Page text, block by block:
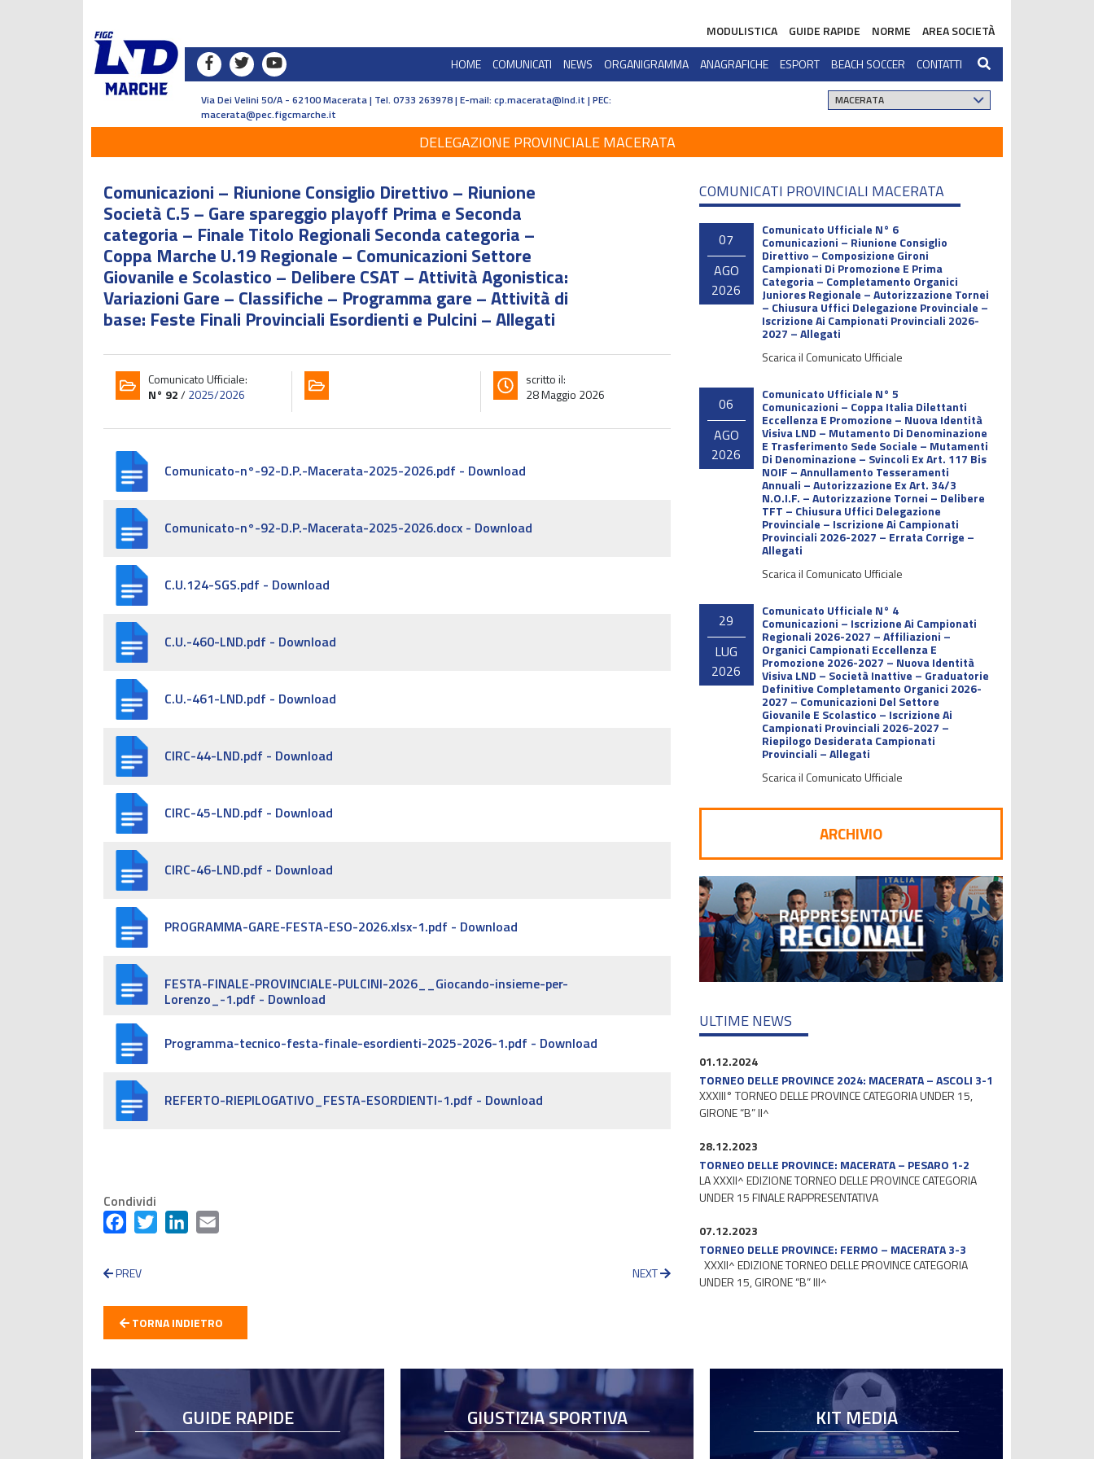
MODULISTICA GUIDE RAPIDE NORME
AREA SOCIETÀ
HOME
COMUNICATI NEWS ORGANIGRAMMA ANAGRAFICHE ESPORT BEACH SOCCER CONTATTI
Via Dei Velini 50/A - 62100 Macerata | Tel. 0733 263978 | E-mail: cp.macerata@lnd.it | PEC:
macerata@pec.figcmarche.it
DELEGAZIONE PROVINCIALE MACERATA
Comunicazioni – Riunione Consiglio Direttivo – Riunione
Società C.5 – Gare spareggio playoff Prima e Seconda
categoria – Finale Titolo Regionali Seconda categoria –
Coppa Marche U.19 Regionale – Comunicazioni Settore
Giovanile e Scolastico – Delibere CSAT – Attività Agonistica:
Variazioni Gare – Classifiche – Programma gare – Attività di
base: Feste Finali Provinciali Esordienti e Pulcini – Allegati
Comunicato Ufficiale:
N° 92/2025/2026
scritto il:
28 Maggio 2026
Comunicato-n°-92-D.P.-Macerata-2025-2026.pdf - Download
Comunicato-n°-92-D.P.-Macerata-2025-2026.docx - Download
C.U.124-SGS.pdf - Download
C.U.-460-LND.pdf - Download
C.U.-461-LND.pdf - Download
CIRC-44-LND.pdf - Download
CIRC-45-LND.pdf - Download
CIRC-46-LND.pdf - Download
PROGRAMMA-GARE-FESTA-ESO-2026.xlsx-1.pdf - Download
FESTA-FINALE-PROVINCIALE-PULCINI-2026__Giocando-insieme-per-
Lorenzo_-1.pdf - Download
Programma-tecnico-festa-finale-esordienti-2025-2026-1.pdf - Download
REFERTO-RIEPILOGATIVO_FESTA-ESORDIENTI-1.pdf - Download
Condividi
FacebookTwitter LinkedIn
PREV NEXT
TORNA INDIETRO
COMUNICATI PROVINCIALI MACERATA
07
AGO
2026
Comunicato Ufficiale N° 6
Comunicazioni – Riunione Consiglio
Direttivo – Composizione Gironi
Campionati Di Promozione E Prima
Categoria – Completamento Organici
Juniores Regionale – Autorizzazione Tornei
– Chiusura Uffici Delegazione Provinciale –
Iscrizione Ai Campionati Provinciali 2026-
2027 – Allegati
Scarica il Comunicato Ufficiale
06
AGO
2026
Comunicato Ufficiale N° 5
Comunicazioni – Coppa Italia Dilettanti
Eccellenza E Promozione – Nuova Identità
Visiva LND – Mutamento Di Denominazione
E Trasferimento Sede Sociale – Mutamenti
Di Denominazione – Svincoli Ex Art. 117 Bis
NOIF – Annullamento Tesseramenti
Annuali – Autorizzazione Ex Art. 34/3
N.O.I.F. – Autorizzazione Tornei – Delibere
TFT – Chiusura Uffici Delegazione
Provinciale – Iscrizione Ai Campionati
Provinciali 2026-2027 – Errata Corrige –
Allegati
Scarica il Comunicato Ufficiale
29
LUG
2026
Comunicato Ufficiale N° 4
Comunicazioni – Iscrizione Ai Campionati
Regionali 2026-2027 – Affiliazioni –
Organici Campionati Eccellenza E
Promozione 2026-2027 – Nuova Identità
Visiva LND – Società Inattive – Graduatorie
Definitive Completamento Organici 2026-
2027 – Comunicazioni Del Settore
Giovanile E Scolastico – Iscrizione Ai
Campionati Provinciali 2026-2027 –
Riepilogo Desiderata Campionati
Provinciali – Allegati
Scarica il Comunicato Ufficiale
ARCHIVIO
ULTIME NEWS
01.12.2024
TORNEO DELLE PROVINCE 2024: MACERATA – ASCOLI 3-1
XXXIII° TORNEO DELLE PROVINCE CATEGORIA UNDER 15,
GIRONE “B” II^
28.12.2023
TORNEO DELLE PROVINCE: MACERATA – PESARO 1-2
LA XXXII^ EDIZIONE TORNEO DELLE PROVINCE CATEGORIA
UNDER 15 FINALE RAPPRESENTATIVA
07.12.2023
TORNEO DELLE PROVINCE: FERMO – MACERATA 3-3
XXXII^ EDIZIONE TORNEO DELLE PROVINCE CATEGORIA
UNDER 15, GIRONE “B” III^
GUIDE RAPIDE GIUSTIZIA SPORTIVA KIT MEDIA